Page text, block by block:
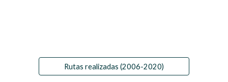
Rutas realizadas (2006-2020)